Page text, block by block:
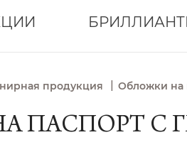
продукция | Обложки на
ПАСПОРТ С